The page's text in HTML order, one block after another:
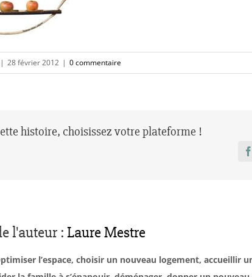
| 28 février 2012 | 0 commentaire
histoire, choisissez votre plateforme !
l'auteur : Laure Mestre
l’espace, choisir un nouveau logement, accueillir